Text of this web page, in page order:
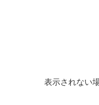
表示されない